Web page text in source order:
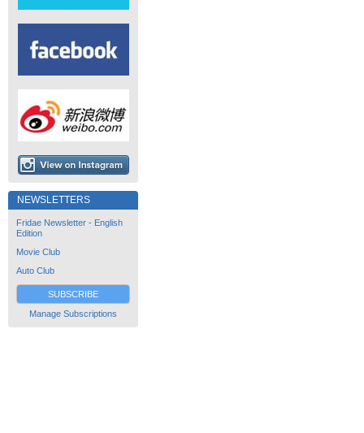
NEWSLETTERS
Fridae Newsletter - English
Edition
Movie Club
Auto Club
SUBSCRIBE
Manage Subscriptions